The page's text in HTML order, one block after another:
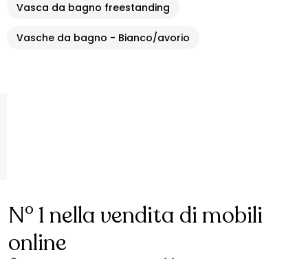
Vasca da bagno freestanding
Vasche da bagno - Bianco/avorio
N° 1 nella vendita di mobili
online